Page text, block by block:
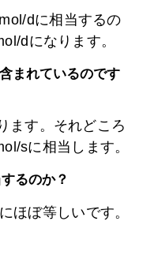
dに相当するの
dになります。
まれているのです
ます。それどころ
sに相当します。
るのか？
ほぼ等しいです。